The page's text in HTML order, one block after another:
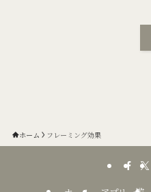
ホーム フレーミング効果